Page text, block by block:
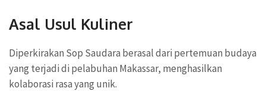
Asal Usul Kuliner
Diperkirakan Sop Saudara berasal dari pertemuan budaya
yang terjadi di pelabuhan Makassar, menghasilkan
kolaborasi rasa yang unik.